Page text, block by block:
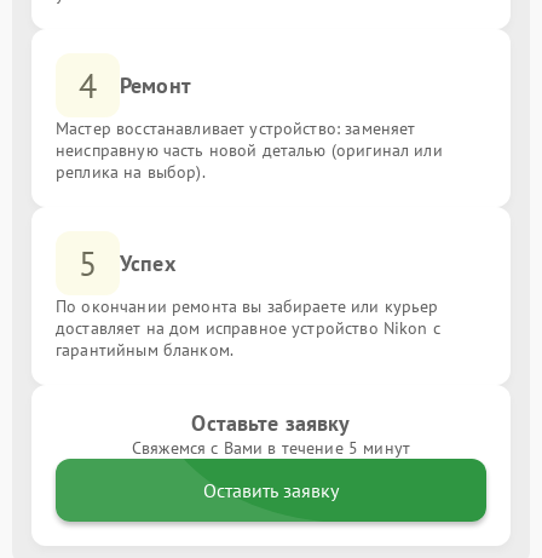
4 Ремонт
Мастер восстанавливает устройство: заменяет
неисправную часть новой деталью (оригинал или
реплика на выбор).
5 Успех
По окончании ремонта вы забираете или курьер
доставляет на дом исправное устройство Nikon с
гарантийным бланком.
Оставьте заявку
Свяжемся с Вами в течение 5 минут
Оставить заявку